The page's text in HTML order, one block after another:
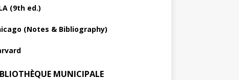
(9th ed.)
(Notes & Bibliography)
MUNICIPALE